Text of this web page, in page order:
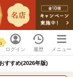
ログイン 履歴 メニュー
すすめ(2026年版)